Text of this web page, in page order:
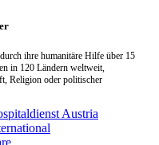
ihre humanitäre Hilfe über 15
in 120 Ländern weltweit,
Religion oder politischer
Austria